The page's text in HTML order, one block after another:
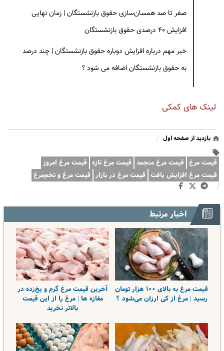
صفر تا صد همسان‌سازی حقوق بازنشستگان | زمان نهایی
افزایش ۴۰ درصدی حقوق بازنشستگان
خبر مهم درباره افزایش دوباره حقوق بازنشستگان | چند درصد
به حقوق بازنشستگان اضافه می شود ؟
لینک های کمکی
بازدید از صفحه اول /
قیمت مرغ قیمت مرغ منجمد قیمت مرغ تازه قیمت مرغ امروز
قیمت مرغ افزایش یافت قیمت مرغ در بازار قیمت مرغ و تخم‌مرغ
/
اخبار مرتبط
قیمت مرغ به بالای ۱۰۰ هزار تومان
رسید | مرغ از کی ارزان می‌شود ؟
آخرین قیمت مرغ گرم و یخ‌زده در
مغازه ها | مرغ را از این قیمت
بالاتر نخرید